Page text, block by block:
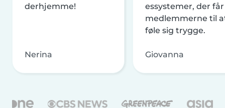
derhjemme!
Nerina
essystemer, der får
medlemmerne til
føle sig trygge.
Giovanna